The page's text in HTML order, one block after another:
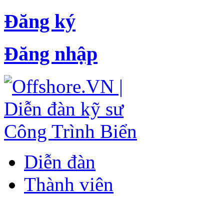
Đăng ký
Đăng nhập
Diễn đàn
Thành viên